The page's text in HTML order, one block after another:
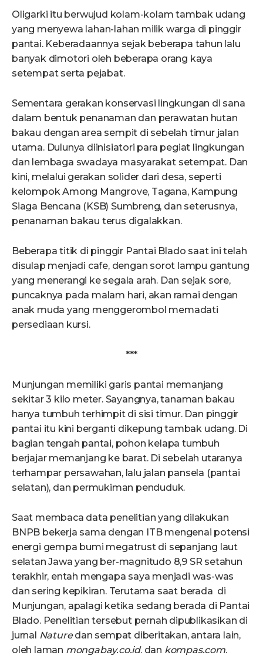
Oligarki itu berwujud kolam-kolam tambak udang
yang menyewa lahan-lahan milik warga di pinggir
pantai. Keberadaannya sejak beberapa tahun lalu
banyak dimotori oleh beberapa orang kaya
setempat serta pejabat.
Sementara gerakan konservasi lingkungan di sana
dalam bentuk penanaman dan perawatan hutan
bakau dengan area sempit di sebelah timur jalan
utama. Dulunya diinisiatori para pegiat lingkungan
dan lembaga swadaya masyarakat setempat. Dan
kini, melalui gerakan solider dari desa, seperti
kelompok Among Mangrove, Tagana, Kampung
Siaga Bencana (KSB) Sumbreng, dan seterusnya,
penanaman bakau terus digalakkan.
Beberapa titik di pinggir Pantai Blado saat ini telah
disulap menjadi cafe, dengan sorot lampu gantung
yang menerangi ke segala arah. Dan sejak sore,
puncaknya pada malam hari, akan ramai dengan
anak muda yang menggerombol memadati
persediaan kursi.
***
Munjungan memiliki garis pantai memanjang
sekitar 3 kilo meter. Sayangnya, tanaman bakau
hanya tumbuh terhimpit di sisi timur. Dan pinggir
pantai itu kini berganti dikepung tambak udang. Di
bagian tengah pantai, pohon kelapa tumbuh
berjajar memanjang ke barat. Di sebelah utaranya
terhampar persawahan, lalu jalan pansela (pantai
selatan), dan permukiman penduduk.
Saat membaca data penelitian yang dilakukan
BNPB bekerja sama dengan ITB mengenai potensi
energi gempa bumi megatrust di sepanjang laut
selatan Jawa yang ber-magnitudo 8,9 SR setahun
terakhir, entah mengapa saya menjadi was-was
dan sering kepikiran. Terutama saat berada di
Munjungan, apalagi ketika sedang berada di Pantai
Blado. Penelitian tersebut pernah dipublikasikan di
jurnal Naturedan sempat diberitakan, antara lain,
oleh laman mongabay.co.id. dan kompas.com.